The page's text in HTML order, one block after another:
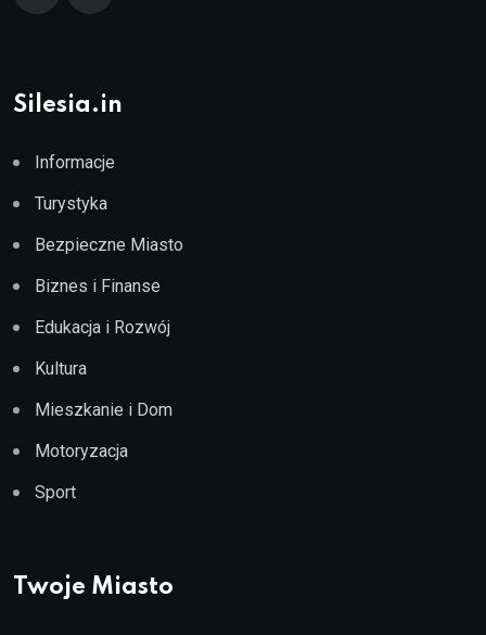
Silesia.in
Informacje
Turystyka
Bezpieczne Miasto
Biznes i Finanse
Edukacja i Rozwój
Kultura
Mieszkanie i Dom
Motoryzacja
Sport
Twoje Miasto